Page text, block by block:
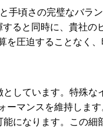
手頃さの完璧なバラ
ると同時に、貴社の
圧迫することなく
しています。特殊な
マンスを維持します
になります。この細